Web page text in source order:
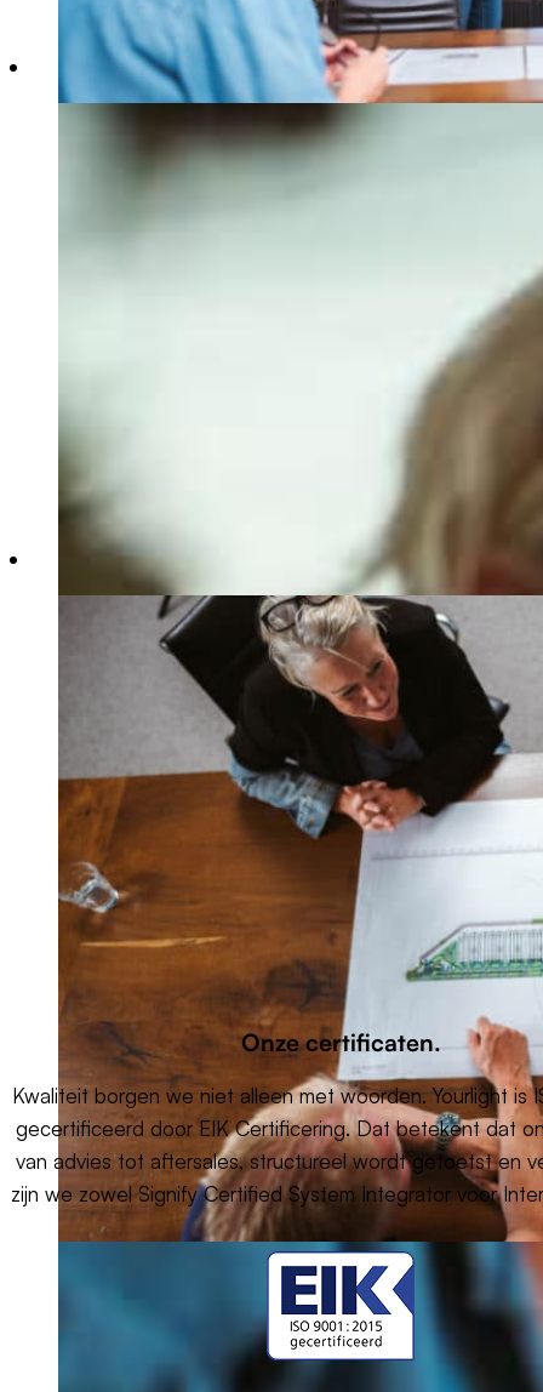
Onze certificaten.
Kwaliteit borgen we niet alleen met woorden. Yourlight is
gecertificeerd door EIK Certificering. Dat betekent dat
van advies tot aftersales, structureel wordt getoetst en
zijn we zowel Signify Certified System Integrator voor